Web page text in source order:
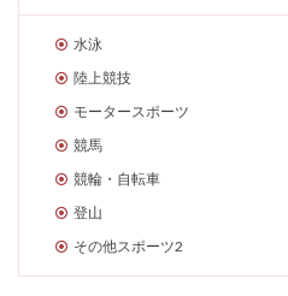
水泳
陸上競技
モータースポーツ
競馬
競輪・自転車
登山
その他スポーツ2